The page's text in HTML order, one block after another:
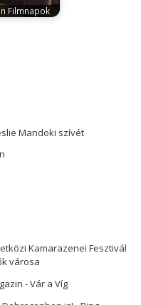
Filmnapok
Mandoki szívét
Kamarazenei Fesztivál
városa
-Vár a Víg